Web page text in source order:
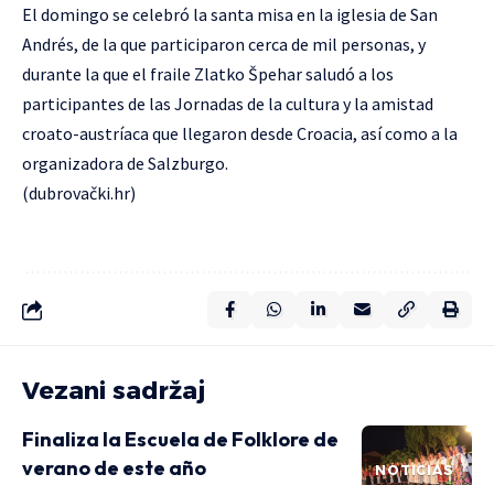
El domingo se celebró la santa misa en la iglesia de San
Andrés, de la que participaron cerca de mil personas, y
durante la que el fraile Zlatko Špehar saludó a los
participantes de las Jornadas de la cultura y la amistad
croato-austríaca que llegaron desde Croacia, así como a la
organizadora de Salzburgo.
(dubrovački.hr)
Vezani sadržaj
NOTICIAS
Finaliza la Escuela de Folklore de
verano de este año